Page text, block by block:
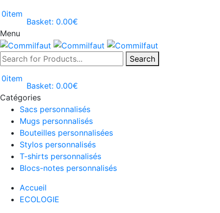
0item
Basket: 0.00€
Menu
Search
0item
Basket: 0.00€
Catégories
Sacs personnalisés
Mugs personnalisés
Bouteilles personnalisées
Stylos personnalisés
T-shirts personnalisés
Blocs-notes personnalisés
Accueil
ECOLOGIE